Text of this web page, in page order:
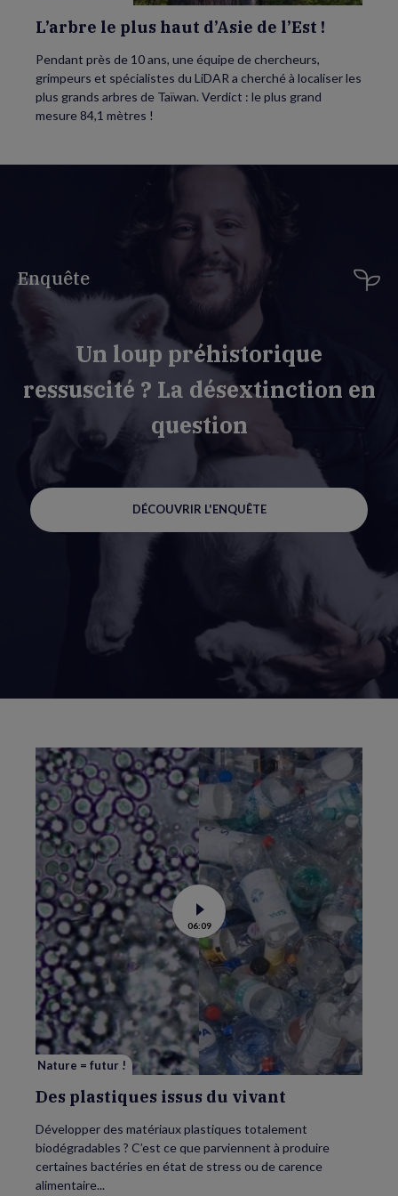
L’arbre le plus haut d’Asie de l’Est !
Pendant près de 10 ans, une équipe de chercheurs,
grimpeurs et spécialistes du LiDAR a cherché à localiser les
plus grands arbres de Taïwan. Verdict : le plus grand
mesure 84,1 mètres !
Enquête
Un loup préhistorique
ressuscité ? La désextinction en
question
DÉCOUVRIR L'ENQUÊTE
Voir
la
vidéo
de
Des
plastiques
du
vivant
06:09
Nature = futur !
Des plastiques issus du vivant
Développer des matériaux plastiques totalement
biodégradables ? C’est ce que parviennent à produire
certaines bactéries en état de stress ou de carence
alimentaire...